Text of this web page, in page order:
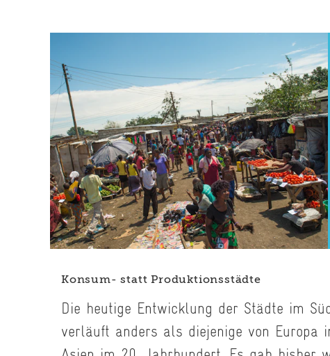
Konsum- statt Produktionsstädte
Die heutige Entwicklung der Städte im
verläuft anders als diejenige von Europa